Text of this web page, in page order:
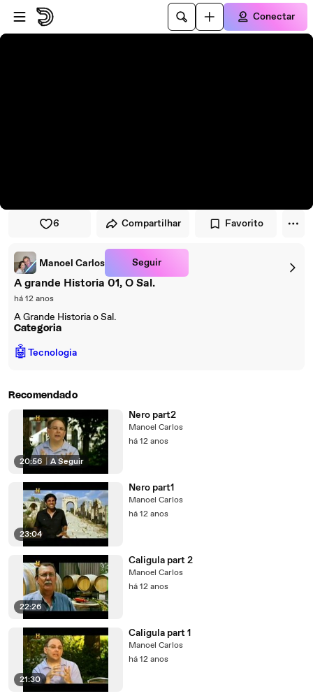
Pular para o player
Ir para o conteúdo principal
Conectar
6 Compartilhar Favorito
Manoel Carlos Seguir
A grande Historia 01, O Sal.
há 12 anos
A Grande Historia o Sal.
Categoria
🤖Tecnologia
Recomendado
20:56 | A Seguir
Nero part2
Manoel Carlos
há 12 anos
23:04
Nero part1
Manoel Carlos
há 12 anos
22:26
Caligula part 2
Manoel Carlos
há 12 anos
21:30
Caligula part 1
Manoel Carlos
há 12 anos